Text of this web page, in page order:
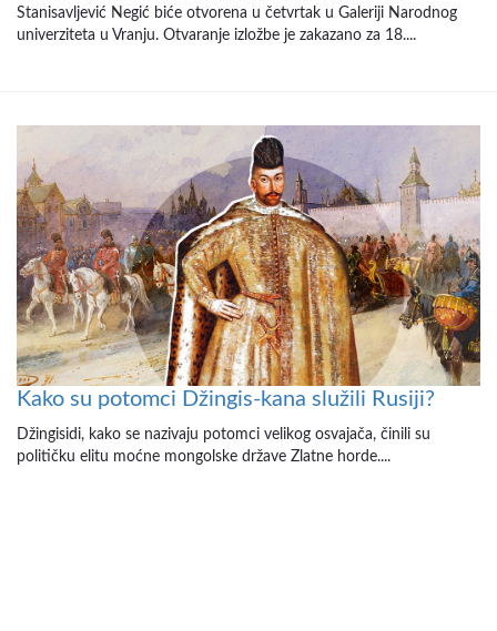
Stanisavljević Negić biće otvorena u četvrtak u Galeriji Narodnog
univerziteta u Vranju. Otvaranje izložbe je zakazano za 18....
Kako su potomci Džingis-kana služili Rusiji?
Džingisidi, kako se nazivaju potomci velikog osvajača, činili su
političku elitu moćne mongolske države Zlatne horde....